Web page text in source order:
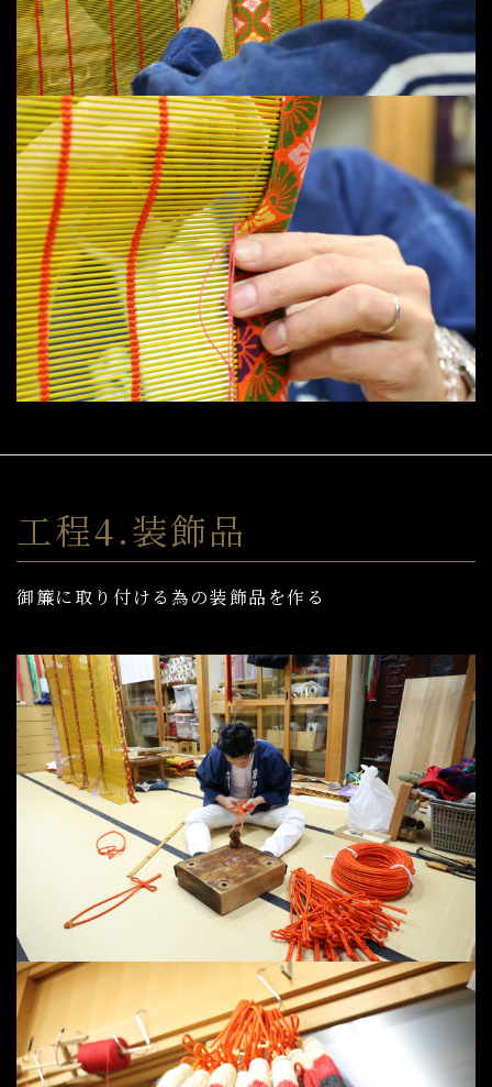
工程4.装飾品
御簾に取り付ける為の装飾品を作る